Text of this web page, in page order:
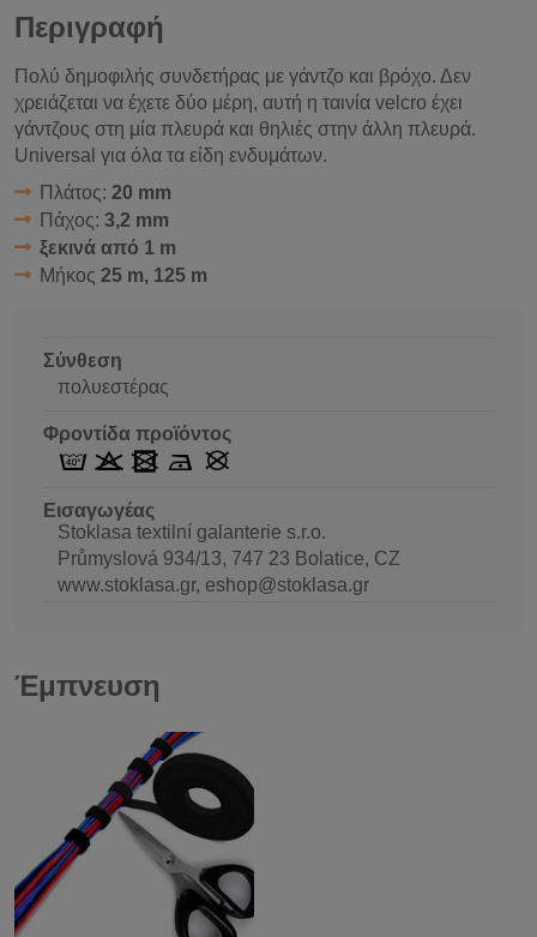
Περιγραφή
Πολύ δημοφιλής συνδετήρας με γάντζο και βρόχο. Δεν
χρειάζεται να έχετε δύο μέρη, αυτή η ταινία velcro έχει
γάντζους στη μία πλευρά και θηλιές στην άλλη πλευρά.
Universal για όλα τα είδη ενδυμάτων.
Πλάτος: 20 mm
Πάχος: 3,2 mm
ξεκινά από 1 m
Μήκος 25 m, 125 m
Σύνθεση
πολυεστέρας
Φροντίδα προϊόντος
Εισαγωγέας
Stoklasa textilní galanterie s.r.o.
Průmyslová 934/13, 747 23 Bolatice, CZ
www.stoklasa.gr, eshop@stoklasa.gr
Έμπνευση